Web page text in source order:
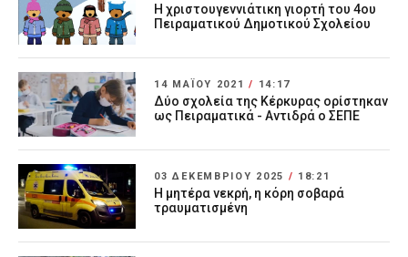
Η χριστουγεννιάτικη γιορτή του 4ου
Πειραματικού Δημοτικού Σχολείου
14 ΜΑΪ́ΟΥ 2021/ 14:17
Δύο σχολεία της Κέρκυρας ορίστηκαν
ως Πειραματικά - Αντιδρά ο ΣΕΠΕ
03 ΔΕΚΕΜΒΡΊΟΥ 2025 / 18:21
Η μητέρα νεκρή, η κόρη σοβαρά
τραυματισμένη